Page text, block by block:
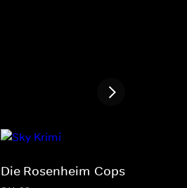
Die Rosenheim-Cops